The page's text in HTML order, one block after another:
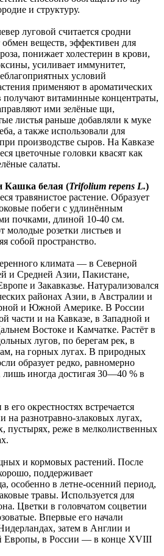
и структуру.
луговой считается сродни
веществ, эффективен для
понижает холестерин в крови,
усиливает иммунитет,
условий
применяют в ароматических
получают витаминные концентраты,
ими зелёные щи,
листья раньше добавляли к муке
а также использовали для
производстве сыров. На Кавказе
цветочные головки квасят как
салаты.
Кашка белая (Trifolium repens L.)
травянистое растение. Образует
побеги с удлинённым
почками, длиной 10-40 см.
молодые розетки листьев и
собой пространство.
климата — в Северной
и Средней Азии, Пакистане,
и Закавказье. Натурализовался
районах Азии, в Австралии и
и Южной Америке. В России
части и на Кавказе, в Западной и
Востоке и Камчатке. Растёт в
лугов, по берегам рек, в
на горных лугах. В природных
образует редко, равномерно
лишь иногда достигая 30—40 % в
его окрестностях встречается
на разнотравно-злаковых лугах,
пустырях, реже в мелколиственных
и кормовых растений. После
поддерживает
особенно в летне-осенний период,
травы. Используется для
Цветки в головчатом соцветии
Впервые его начали
затем в Англии и
Европы, в России — в конце XVIII